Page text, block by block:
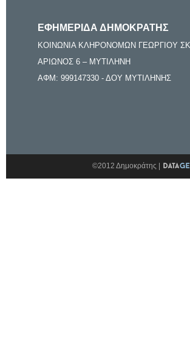
ΕΦΗΜΕΡΙΔΑ ΔΗΜΟΚΡΑΤΗΣ
ΚΟΙΝΩΝΙΑ ΚΛΗΡΟΝΟΜΩΝ ΓΕΩΡΓΙΟΥ
ΑΡΙΩΝΟΣ 6 – ΜΥΤΙΛΗΝΗ
ΑΦΜ: 999147330 - ΔΟΥ ΜΥΤΙΛΗΝΗΣ
©2012 Δημοκράτης |